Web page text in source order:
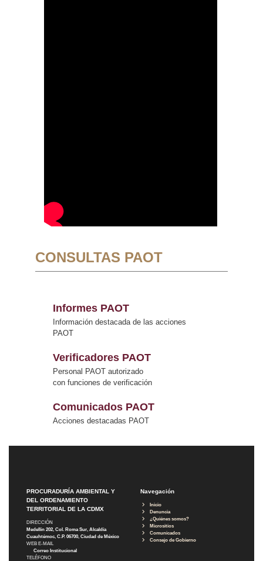
CONSULTAS PAOT
Informes PAOT
Información destacada de las acciones
PAOT
Verificadores PAOT
Personal PAOT autorizado
con funciones de verificación
Comunicados PAOT
Acciones destacadas PAOT
PROCURADURÍA AMBIENTAL Y
DEL ORDENAMIENTO
TERRITORIAL DE LA CDMX
DIRECCIÓN
Medellín 202, Col. Roma Sur, Alcaldía
Cuauhtémoc, C.P. 06700, Ciudad de México
WEB E-MAIL
Correo Institucional
TELÉFONO
Navegación
Inicio
Denuncia
¿Quiénes somos?
Micrositios
Comunicados
Consejo de Gobierno